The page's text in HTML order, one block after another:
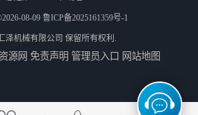
08-09 鲁ICP备2025161359号-1
泽机械有限公司 保留所有权利.
源网 免责声明 管理员入口 网站地图